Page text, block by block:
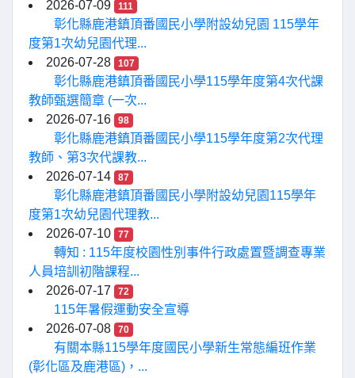
2026-07-09 111
彰化縣鹿港鎮頂番國民小學附設幼兒園 115學年
度第1次幼兒園代理...
2026-07-28
107
彰化縣鹿港鎮頂番國民小學115學年度第4次代課
教師甄選簡章 (一次...
2026-07-16
98
彰化縣鹿港鎮頂番國民小學115學年度第2次代理
教師、第3次代課教...
2026-07-14
87
彰化縣鹿港鎮頂番國民小學附設幼兒園115學年
度第1次幼兒園代理教...
2026-07-10
77
轉知 : 115年度校園性別事件行政處置暨調查專業
人員培訓初階課程...
2026-07-17
72
115年暑假運動安全宣導
2026-07-08
70
有關本縣115學年度國民小學新生常態編班作業
(彰化區及鹿港區)，...